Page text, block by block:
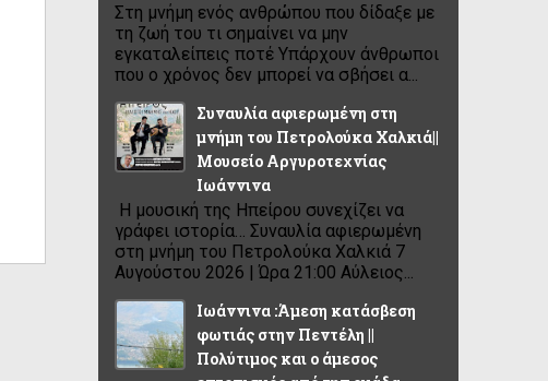
Στη μνήμη ενός ανθρώπου που δίδαξε με
τη ζωή του τι σημαίνει να μην
εγκαταλείπεις ποτέ Υπάρχουν άνθρωποι
που ο χρόνος δεν μπορεί να σβήσει α...
Συναυλία αφιερωμένη στη
μνήμη του Πετρολούκα Χαλκιά||
Μουσείο Αργυροτεχνίας
Ιωάννινα
Η μουσική της Ηπείρου συνεχίζει να
γράφει ιστορία… Συναυλία αφιερωμένη
στη μνήμη του Πετρολούκα Χαλκιά 7
Αυγούστου 2026 | Ώρα 21:00 Αύλειος...
Ιωάννινα :Άμεση κατάσβεση
φωτιάς στην Πεντέλη ||
Πολύτιμος και ο άμεσος